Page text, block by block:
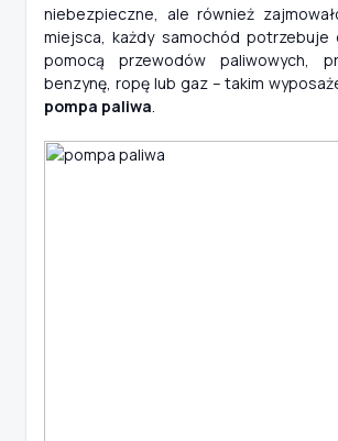
niebezpieczne, ale również
miejsca, każdy samochód
pomocą przewodów paliwowych,
benzynę, ropę lub gaz – takim
pompa paliwa.